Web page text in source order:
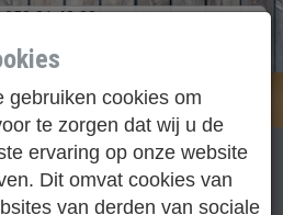
050 31 42 83
loose.be
gebruiken cookies om
te zorgen dat wij u de
ervaring op onze website
Dit omvat cookies van
van derden van sociale